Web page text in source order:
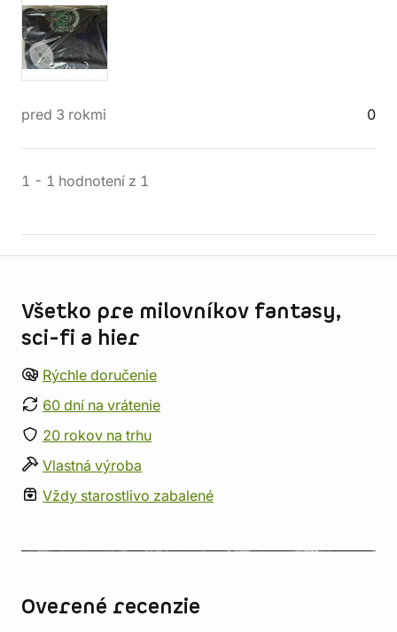
pred 3 rokmi 0
1 - 1 hodnotení z 1
Všetko pre milovníkov fantasy,
sci-fi a hier
Rýchle doručenie
60 dní na vrátenie
20 rokov na trhu
Vlastná výroba
Vždy starostlivo zabalené
Overené recenzie